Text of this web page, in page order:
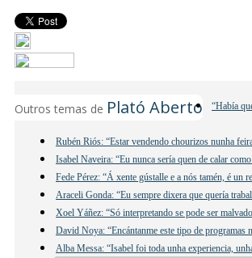
Outros temas de Plató Aberto “Había
Rubén Riós: “Estar vendendo chourizos nunha
Isabel Naveira: “Eu nunca sería quen de calar
Fede Pérez: “Á xente gústalle e a nós tamén, é un
Araceli Gonda: “Eu sempre dixera que quería
Xoel Yáñez: “Só interpretando se pode ser
David Noya: “Encántanme este tipo de programas
Alba Messa: “Isabel foi toda unha experiencia,